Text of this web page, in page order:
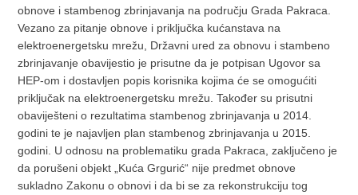
obnove i stambenog zbrinjavanja na području Grada Pakraca.
Vezano za pitanje obnove i priključka kućanstava na
elektroenergetsku mrežu, Državni ured za obnovu i stambeno
zbrinjavanje obavijestio je prisutne da je potpisan Ugovor sa
HEP-om i dostavljen popis korisnika kojima će se omogućiti
priključak na elektroenergetsku mrežu. Također su prisutni
obaviješteni o rezultatima stambenog zbrinjavanja u 2014.
godini te je najavljen plan stambenog zbrinjavanja u 2015.
godini. U odnosu na problematiku grada Pakraca, zaključeno je
da porušeni objekt „Kuća Grgurić“ nije predmet obnove
sukladno Zakonu o obnovi i da bi se za rekonstrukciju tog